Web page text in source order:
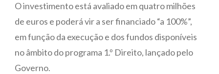
O investimento está avaliado em quatro milhões
de euros e poderá vir a ser financiado “a 100%”,
em função da execução e dos fundos disponíveis
no âmbito do programa 1.º Direito, lançado pelo
Governo.